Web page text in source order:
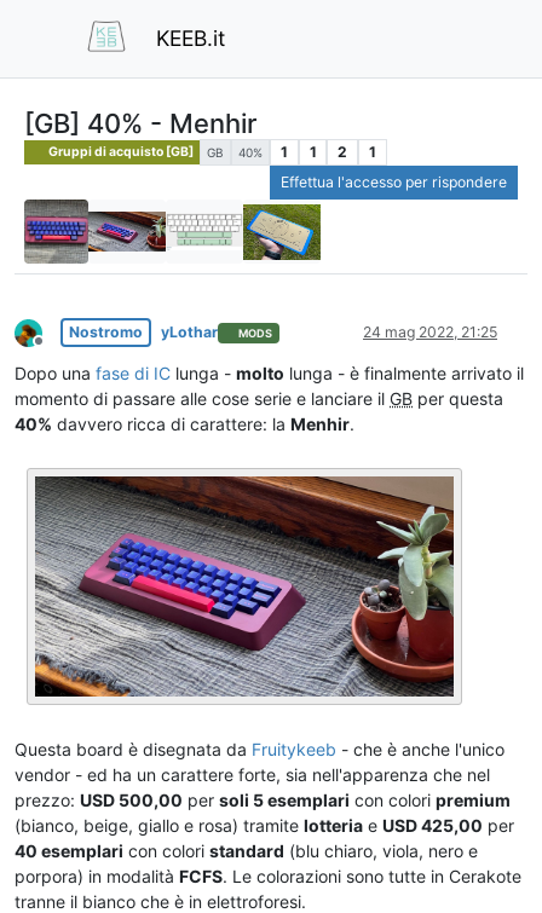
KEEB.it
[GB] 40% - Menhir
Gruppi di acquisto [GB] GB 40% 1 1 2
1
Effettua l'accesso per rispondere
Non in linea
Nostromo yLothar MODS 24 mag 2022, 21:25
Dopo una fase di IC lunga - molto lunga - è finalmente arrivato il
momento di passare alle cose serie e lanciare il GB per questa
40% davvero ricca di carattere: la Menhir.
Questa board è disegnata da Fruitykeeb - che è anche l'unico
vendor - ed ha un carattere forte, sia nell'apparenza che nel
prezzo: USD 500,00 per soli 5 esemplari con colori premium
(bianco, beige, giallo e rosa) tramite lotteria e USD 425,00 per
40 esemplari con colori standard (blu chiaro, viola, nero e
porpora) in modalità FCFS. Le colorazioni sono tutte in Cerakote
tranne il bianco che è in elettroforesi.